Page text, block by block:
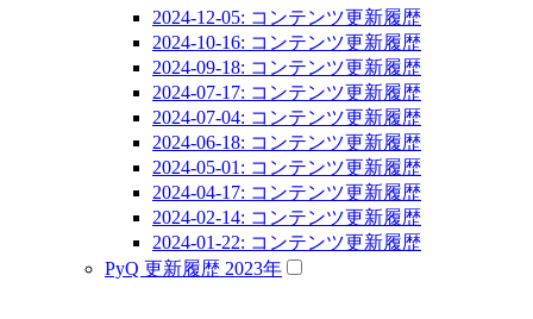
2024-12-05: コンテンツ更新履歴
2024-10-16: コンテンツ更新履歴
2024-09-18: コンテンツ更新履歴
2024-07-17: コンテンツ更新履歴
2024-07-04: コンテンツ更新履歴
2024-06-18: コンテンツ更新履歴
2024-05-01: コンテンツ更新履歴
2024-04-17: コンテンツ更新履歴
2024-02-14: コンテンツ更新履歴
2024-01-22: コンテンツ更新履歴
PyQ 更新履歴 2023年